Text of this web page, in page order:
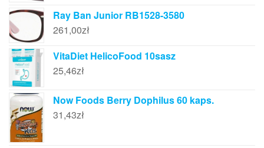
Ray Ban Junior RB1528-3580
261,00zł
VitaDiet HelicoFood 10sasz
25,46zł
Now Foods Berry Dophilus 60 kaps.
31,43zł